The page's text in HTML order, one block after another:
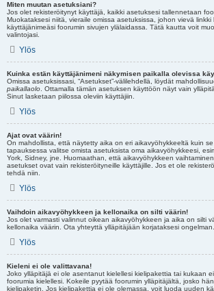
Miten muutan asetuksiani?
Jos olet rekisteröitynyt käyttäjä, kaikki asetuksesi tallennetaan
Muokataksesi niitä, vieraile omissa asetuksissa, johon vievä linkki
käyttäjänimeäsi foorumin sivujen ylälaidassa. Tätä kautta voit
valintojasi.
Ylös
Kuinka estän käyttäjänimeni näkymisen paikalla olevissa
Omissa asetuksissasi, “Asetukset”-välilehdellä, löydät
paikallaolo . Ottamalla tämän asetuksen käyttöön näyt vain
Sinut lasketaan piilossa oleviin käyttäjiin.
Ylös
Ajat ovat väärin!
On mahdollista, että näytetty aika on eri aikavyöhykkeeltä kuin
tapauksessa valitse omista asetuksista oma aikavyöhykkeesi,
York, Sidney, jne. Huomaathan, että aikavyöhykkeen
asetukset ovat vain rekisteröityneille käyttäjille. Jos et ole
tehdä niin.
Ylös
Vaihdoin aikavyöhykkeen ja kellonaika on silti väärin!
Jos olet varmasti valinnut oikean aikavyöhykkeen ja aika on silti
kellonaika väärin. Ota yhteyttä ylläpitäjään korjataksesi ongelman.
Ylös
Kieleni ei ole valittavana!
Joko ylläpitäjä ei ole asentanut kielellesi kielipakettia tai kukaan
foorumia kielellesi. Kokeile pyytää foorumin ylläpitäjältä, josko
kielipaketin. Jos kielipakettia ei ole olemassa, voit luoda uuden